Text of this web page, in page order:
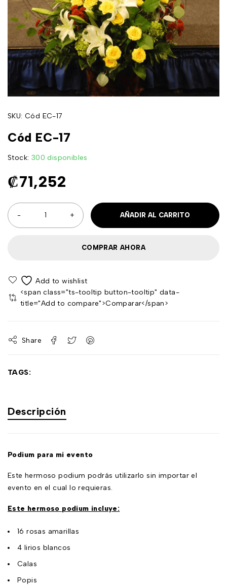
SKU: Cód EC-17
Cód EC-17
Stock: 300 disponibles
₡71,252
AÑADIR AL CARRITO
COMPRAR AHORA
<span class="ts-tooltip button-tooltip" data-
title="Add to compare">Comparar</span>
Share
TAGS:
Descripción
Podium para mi evento
Este hermoso podium podrás utilizarlo sin importar el
evento en el cual lo requieras.
Este hermoso podium incluye:
16 rosas amarillas
4 lirios blancos
Calas
Popis